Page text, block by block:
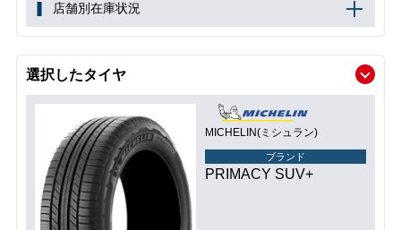
店舗別在庫状況
選択したタイヤ
MICHELIN(ミシュラン)
ブランド
PRIMACY SUV+